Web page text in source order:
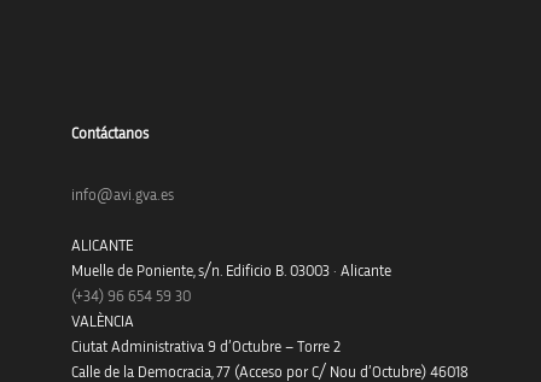
Contáctanos
info@avi.gva.es
ALICANTE
Muelle de Poniente, s/n. Edificio B. 03003 · Alicante
(+34) 96 654 59 30
VALÈNCIA
Ciutat Administrativa 9 d’Octubre – Torre 2
Calle de la Democracia, 77 (Acceso por C/ Nou d’Octubre) 46018